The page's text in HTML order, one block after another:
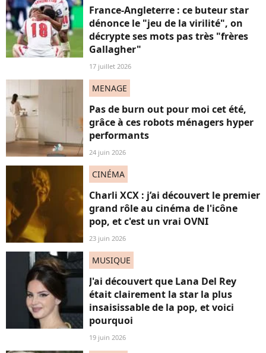
France-Angleterre : ce buteur star
dénonce le "jeu de la virilité", on
décrypte ses mots pas très "frères
Gallagher"
17 juillet 2026
MENAGE
Pas de burn out pour moi cet été,
grâce à ces robots ménagers hyper
performants
24 juin 2026
CINÉMA
Charli XCX : j’ai découvert le premier
grand rôle au cinéma de l'icône
pop, et c'est un vrai OVNI
23 juin 2026
MUSIQUE
J'ai découvert que Lana Del Rey
était clairement la star la plus
insaisissable de la pop, et voici
pourquoi
19 juin 2026